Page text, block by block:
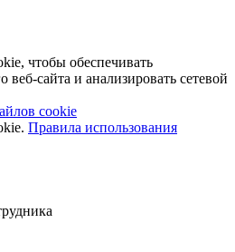
чтобы обеспечивать
сайта и анализировать сетевой
cookie
Правила использования